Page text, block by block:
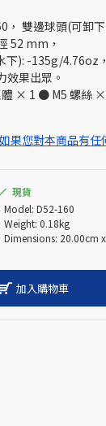
， 雙邊球頭(可卸
52 mm，
下): -135g/4.76oz
效果出眾。
× 1 ● M5 螺絲
如果您對本商品有任
現貨
Model: D52-160
Weight: 0.18kg
Dimensions: 20.00cm
加入購物車